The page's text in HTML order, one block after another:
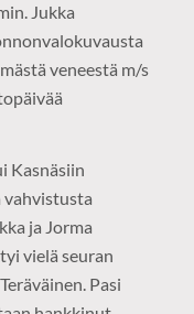
Jukka
veneestä m/s
Kasnäsiin
vahvistusta
ja Jorma
vielä seuran
Pasi